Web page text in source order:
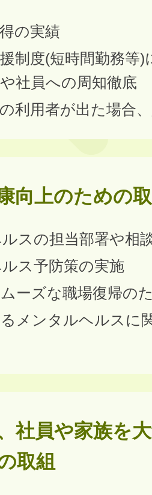
の実績
制度(短時間勤務等)
社員への周知徹底
利用者が出た場合
向上のための
スの担当部署や相
ス予防策の実施
ーズな職場復帰の
メンタルヘルスに
社員や家族を
取組